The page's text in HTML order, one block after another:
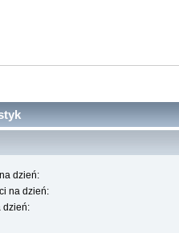
dzień:
na dzień:
dzień: